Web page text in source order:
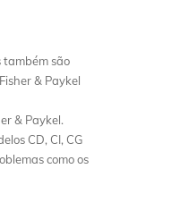
também são
& Paykel
& Paykel.
CD, CI, CG
como os